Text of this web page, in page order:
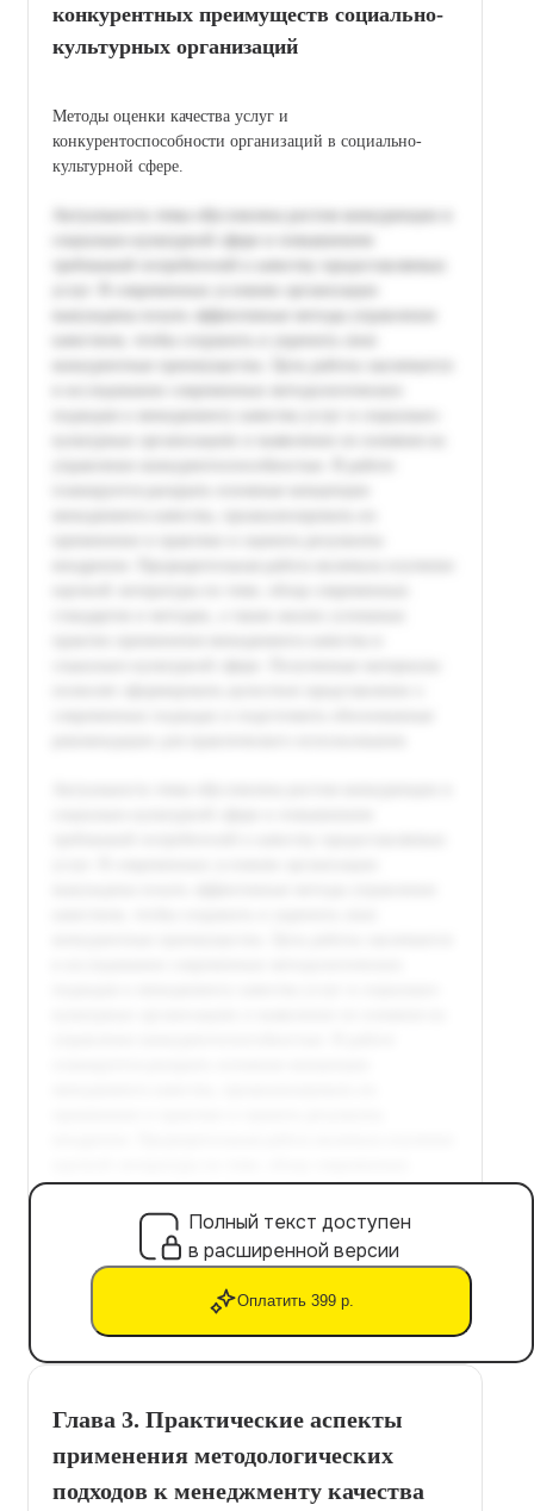
конкурентных преимуществ социально-
культурных организаций
Методы оценки качества услуг и
конкурентоспособности организаций в социально-
культурной сфере.
Полный текст доступен
в расширенной версии
Оплатить 399 р.
Глава 3. Практические аспекты
применения методологических
подходов к менеджменту качества